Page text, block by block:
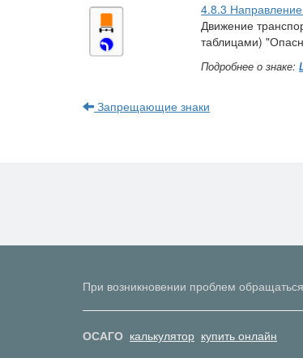
4.8.3
Движение
таблицами)
Подробнее о знаке:
Запрещающие знаки
При возникновении проблем
ОСАГО калькулятор купить онлайн